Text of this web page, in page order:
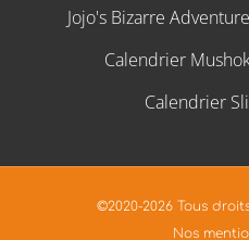
Jojo's Bizarre
Calendrier
Calendrier
©2020-2026 Tous
Nos